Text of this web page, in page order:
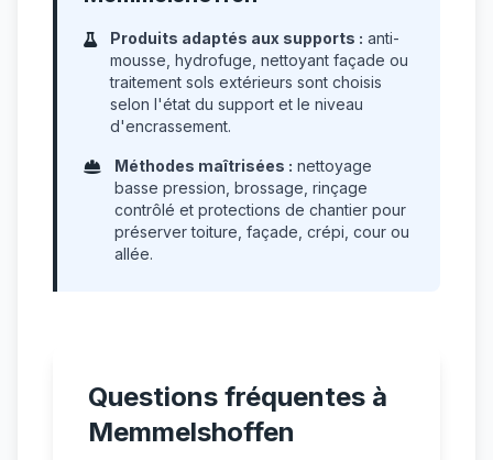
Produits adaptés aux supports : anti-
mousse, hydrofuge, nettoyant façade ou
traitement sols extérieurs sont choisis
selon l'état du support et le niveau
d'encrassement.
Méthodes maîtrisées : nettoyage
basse pression, brossage, rinçage
contrôlé et protections de chantier pour
préserver toiture, façade, crépi, cour ou
allée.
Questions fréquentes à
Memmelshoffen